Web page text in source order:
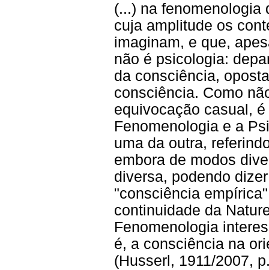
(...) na fenomenologia
cuja amplitude os
imaginam, e que,
não é psicologia:
da consciência,
consciência. Como
equivocação casual,
Fenomenologia e a
uma da outra,
embora de modos
diversa, podendo
"consciência
continuidade da
Fenomenologia
é, a consciência na
(Husserl, 1911/2007,